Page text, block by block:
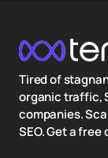
Tired of
organic traffic,
companies.
SEO. Get a